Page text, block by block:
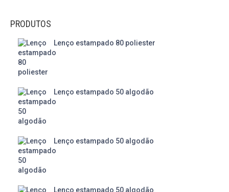
PRODUTOS
Lenço estampado 80 poliester
Lenço estampado 50 algodão
Lenço estampado 50 algodão
Lenço estampado 50 algodão